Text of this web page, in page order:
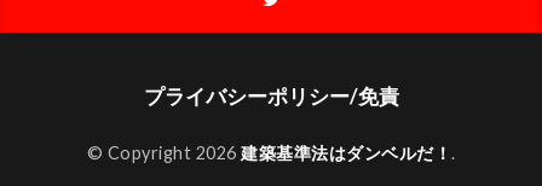
プライバシーポリシー/免責
© Copyright 2026 建築基準法はダンベルだ！ .